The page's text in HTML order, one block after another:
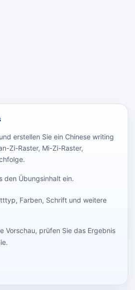
erstellen Sie ein Chinese writing
Zi-Raster, Mi-Zi-Raster,
den Übungsinhalt ein.
Farben, Schrift und weitere
Vorschau, prüfen Sie das Ergebnis